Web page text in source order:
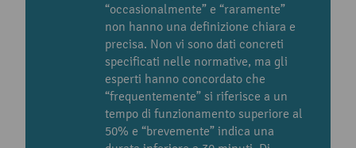
“occasionalmente” e “raramente”
non hanno una definizione chiara e
precisa. Non vi sono dati concreti
specificati nelle normative, ma gli
esperti hanno concordato che
“frequentemente” si riferisce a un
tempo di funzionamento superiore al
50% e “brevemente” indica una